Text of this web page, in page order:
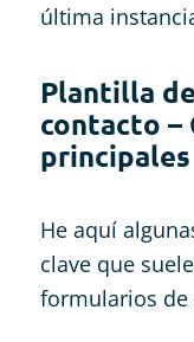
última
Plantilla
contacto –
principales
He aquí
clave que
formularios de